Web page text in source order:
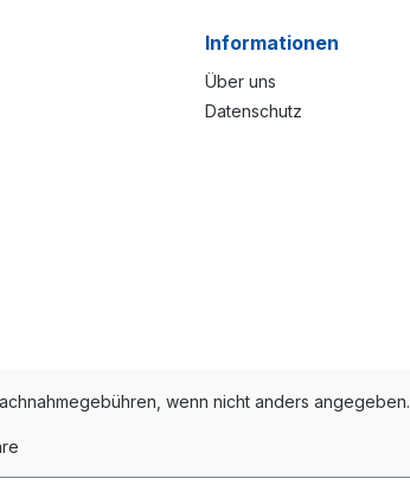
Informationen
Über uns
Datenschutz
wenn nicht anders angegeben.